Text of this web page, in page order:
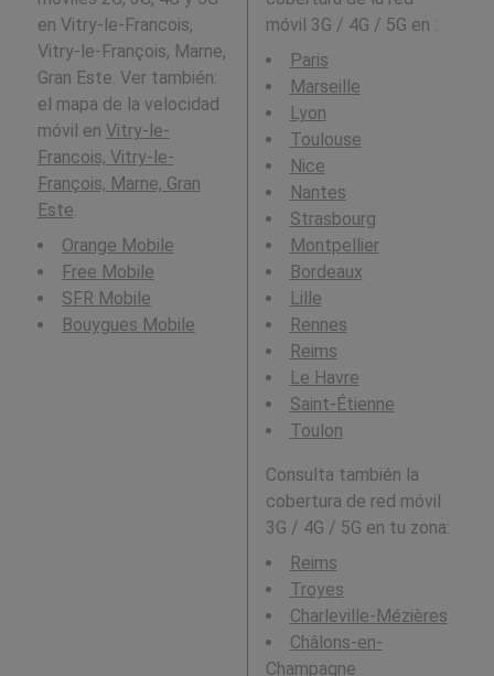
en Vitry-le-Francois,
Vitry-le-François, Marne,
Gran Este. Ver también:
el mapa de la velocidad
móvil en Vitry-le-
Francois, Vitry-le-
François, Marne, Gran
Este.
Orange Mobile
Free Mobile
SFR Mobile
Bouygues Mobile
móvil 3G / 4G / 5G en :
Paris
Marseille
Lyon
Toulouse
Nice
Nantes
Strasbourg
Montpellier
Bordeaux
Lille
Rennes
Reims
Le Havre
Saint-Étienne
Toulon
Consulta también la
cobertura de red móvil
3G / 4G / 5G en tu zona:
Reims
Troyes
Charleville-Mézières
Châlons-en-
Champagne